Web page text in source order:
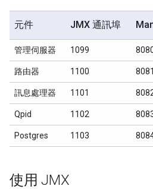
元件 JMX 通訊埠
管理伺服器 1099
路由器 1100 8081
訊息處理器 1101
Qpid 1102
Postgres 1103
使用 JMX